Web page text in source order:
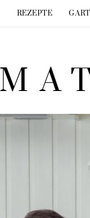
REZEPTE